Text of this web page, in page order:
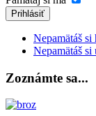
Prihlásiť
Nepamätáš si
Nepamätáš
Zoznámte sa...